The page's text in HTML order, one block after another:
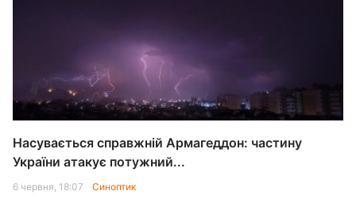
Насувається справжній Армагеддон: частину
України атакує потужний...
6 червня, 18:07 Синоптик